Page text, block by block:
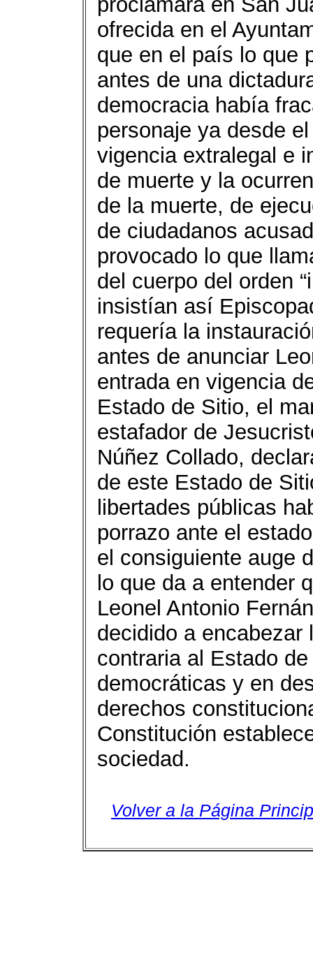
ofrecida en el
que en el país lo que
antes de una
democracia había
personaje ya desde
vigencia extralegal e
de muerte y la
de la muerte, de
de ciudadanos
provocado lo que
del cuerpo del orden
insistían así
requería la
antes de anunciar
entrada en vigencia
Estado de Sitio, el
estafador de
Núñez Collado,
de este Estado de
libertades públicas
porrazo ante el
el consiguiente auge
lo que da a entender
Leonel Antonio
decidido a encabezar
contraria al Estado
democráticas y en
derechos
Constitución
sociedad.
Volver a la Página